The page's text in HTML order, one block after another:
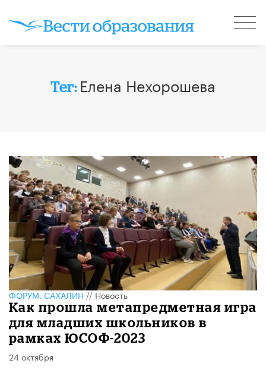
Тег: Елена Нехорошева
ФОРУМ. САХАЛИН//Новость
Как прошла метапредметная игра
для младших школьников в
рамках ЮСОФ-2023
24 октября